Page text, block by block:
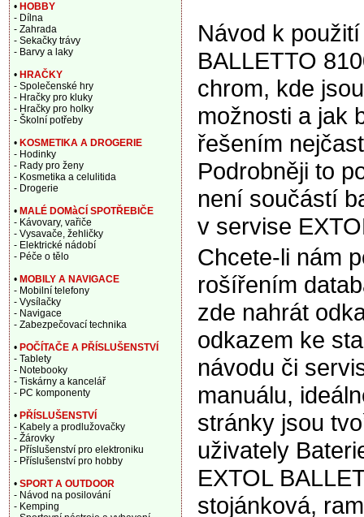
Návod k
BALLETTO
chrom, kde
možnosti a jak
řešením
Podrobněji to
není součástí
v servise
Chcete-li nám
rošířením
zde nahrát
odkazem ke
návodu či
manuálu,
stránky jsou
uživately
EXTOL
stojánková,
• HOBBY
- Dílna
- Zahrada
- Sekačky trávy
- Barvy a laky
• HRAČKY
- Společenské hry
- Hračky pro kluky
- Hračky pro holky
- Školní potřeby
• KOSMETIKA A DROGERIE
- Hodinky
- Rady pro ženy
- Kosmetika a celulitida
- Drogerie
• MALÉ DOMàCÍ SPOTŘEBIČE
- Kávovary, vařiče
- Vysavače, žehličky
- Elektrické nádobí
- Péče o tělo
• MOBILY A NAVIGACE
- Mobilní telefony
- Vysílačky
- Navigace
- Zabezpečovací technika
• POČÍTAČE A PŘÍSLUŠENSTVÍ
- Tablety
- Notebooky
- Tiskárny a kancelář
- PC komponenty
• PŘÍSLUŠENSTVÍ
- Kabely a prodlužovačky
- Žárovky
- Příslušenství pro elektroniku
- Příslušenství pro hobby
• SPORT A OUTDOOR
- Návod na posilování
- Kemping